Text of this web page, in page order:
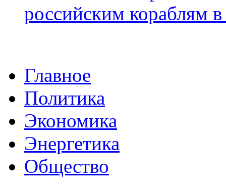
российским кораблям
Главное
Политика
Экономика
Энергетика
Общество